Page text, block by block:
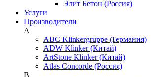
Элит Бетон (Россия)
Услуги
Производители
A
ABC Klinkergruppe (Германия)
ADW Klinker (Китай)
ArtStone Klinker (Китай)
Atlas Concorde (Россия)
B